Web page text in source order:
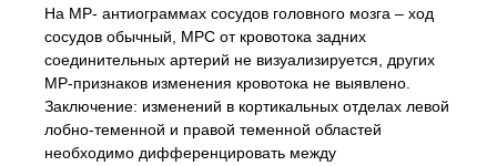
На МР- антиограммах сосудов головного мозга – ход
сосудов обычный, МРС от кровотока задних
соединительных артерий не визуализируется, других
МР-признаков изменения кровотока не выявлено.
Заключение: изменений в кортикальных отделах левой
лобно-теменной и правой теменной областей
необходимо дифференцировать между